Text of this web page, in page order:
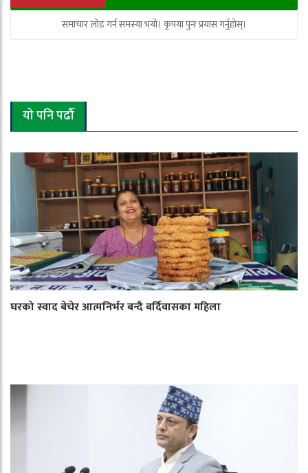
समाचार लोड गर्न समस्या भयो। कृपया पुनः प्रयास गर्नुहोस्।
यो पनि पढौँ
घरको स्वाद बेचेर आत्मनिर्भर बन्दै बर्दिवासका महिला